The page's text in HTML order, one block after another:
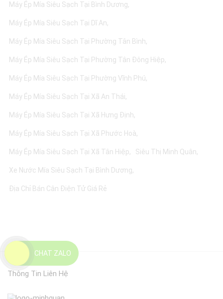
Máy Ép Mía Siêu Sạch Tại Bình Dương
Máy Ép Mía Siêu Sạch Tại Dĩ An
Máy Ép Mía Siêu Sạch Tại Phường Tân Bình
Máy Ép Mía Siêu Sạch Tại Phường Tân Đông Hiệp
Máy Ép Mía Siêu Sạch Tại Phường Vĩnh Phú
Máy Ép Mía Siêu Sạch Tại Xã An Thái
Máy Ép Mía Siêu Sạch Tại Xã Hưng Định
Máy Ép Mía Siêu Sạch Tại Xã Phước Hoà
Máy Ép Mía Siêu Sạch Tại Xã Tân Hiệp Siêu Thị Minh Quân
Xe Nước Mía Siêu Sạch Tại Bình Dương
Địa Chỉ Bán Cân Điện Tử Giá Rẻ
CHAT ZALO
Thông Tin Liên Hệ